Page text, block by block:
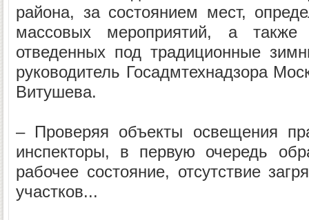
района, за состоянием мест,
массовых мероприятий, а
отведенных под традиционные
руководитель Госадмтехнадзора
Витушева.
– Проверяя объекты освещения
инспекторы, в первую очередь
рабочее состояние, отсутствие
участков...